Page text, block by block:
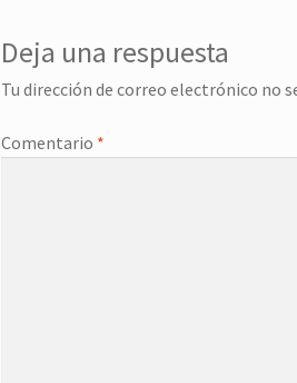
Deja una respuesta
Tu dirección de correo electrónico no
Comentario *